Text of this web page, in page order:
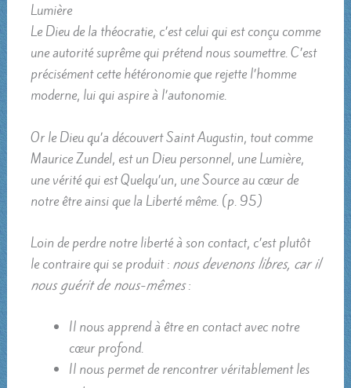
Lumière
Le Dieu de la théocratie, c’est celui qui est conçu comme
une autorité suprême qui prétend nous soumettre. C’est
précisément cette hétéronomie que rejette l’homme
moderne, lui qui aspire à l’autonomie.
Or le Dieu qu’a découvert Saint Augustin, tout comme
Maurice Zundel, est un Dieu personnel, une Lumière,
une vérité qui est Quelqu’un, une Source au cœur de
notre être ainsi que la Liberté même. (p. 95)
Loin de perdre notre liberté à son contact, c’est plutôt
le contraire qui se produit : nous devenons libres, car il
nous guérit de nous-mêmes:
Il nous apprend à être en contact avec notre
cœur profond.
Il nous permet de rencontrer véritablement les